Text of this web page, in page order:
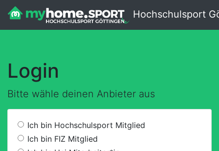
Hochschulsport
Login
Bitte wähle deinen Anbieter aus
Ich bin Hochschulsport Mitglied
Ich bin FIZ Mitglied